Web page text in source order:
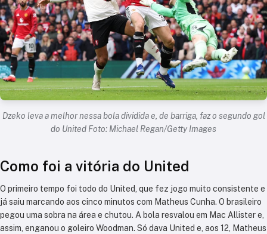
Dzeko leva a melhor nessa bola dividida e, de barriga, faz o segundo gol
do United Foto: Michael Regan/Getty Images
Como foi a vitória do United
O primeiro tempo foi todo do United, que fez jogo muito consistente e
já saiu marcando aos cinco minutos com Matheus Cunha. O brasileiro
pegou uma sobra na área e chutou. A bola resvalou em Mac Allister e,
assim, enganou o goleiro Woodman. Só dava United e, aos 12, Matheus